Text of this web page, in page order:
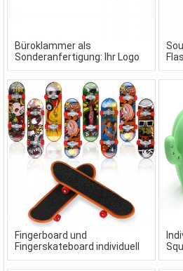
Büroklammer als
Sonderanfertigung: Ihr Logo
als Büroklammer
Fingerboard und
Fingerskateboard individuell
gestaltet in Ihrem Design